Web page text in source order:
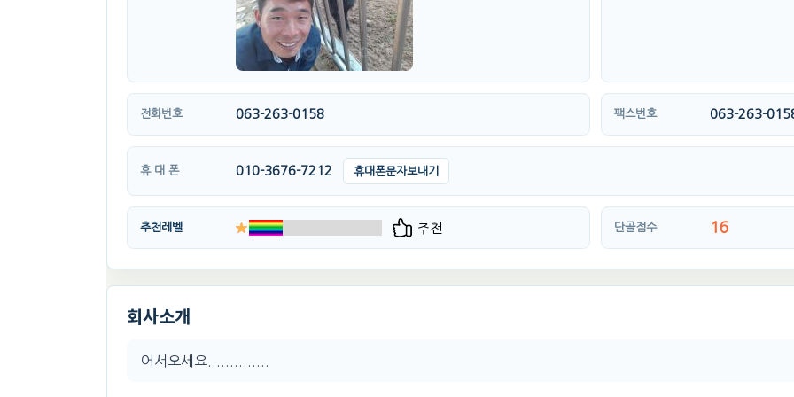
전화번호 063-263-0158 팩스번호 063-263-
휴 대 폰 010-3676-7212 휴대폰문자보내기
추천레벨 추천 단골점수 16
회사소개
어서오세요..............